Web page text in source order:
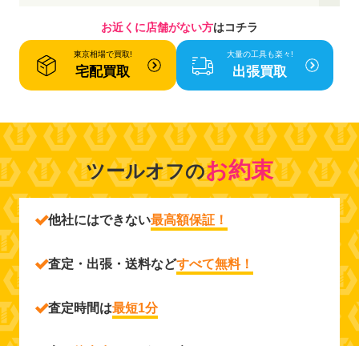
お近くに店舗がない方はコチラ
東京相場で買取!
宅配買取
大量の工具も楽々!
出張買取
ツールオフのお約束
他社にはできない最高額保証！
査定・出張・送料などすべて無料！
査定時間は最短1分